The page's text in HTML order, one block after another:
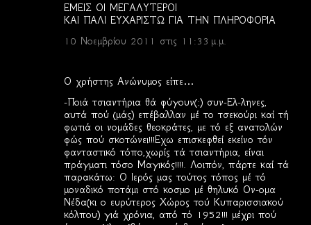
ΕΜΕΙΣ ΟΙ ΜΕΓΑΛΥΤΕΡΟΙ
ΚΑΙ ΠΑΛΙ ΕΥΧΑΡΙΣΤΩ ΓΙΑ ΤΗΝ ΠΛΗΡΟΦΟΡΙΑ
10 Νοεμβρίου 2011 στις 11:33 μ.μ.
Ο χρήστης Ανώνυμος είπε…
-Ποιά τσιαντήρια θά φύγουν(;) συν-Ελ-ληνες,
αυτά πού (μάς) επέβαλλαν μέ το τσεκούρι καί τή
φωτιά οι νομάδες θεοκράτες, με τό εξ ανατολών
φώς πού σκοτώνει!!!Εχω επισκεφθεί εκείνο τόν
φανταστικό τόπο,χωρίς τά τσιαντήρια, είναι
πράγματι τόσο Μαγικός!!!!. Λοιπόν, πάρτε καί τά
παρακάτω: Ο Ιερός μας τούτος τόπος μέ τό
μοναδικό ποτάμι στό κοσμο μέ θηλυκό Ον-ομα
Νέδα(κι ο ευρύτερος Χώρος τού Κυπαρισσιακού
κόλπου) γιά χρόνια, από τό 1952!!! μέχρι πού